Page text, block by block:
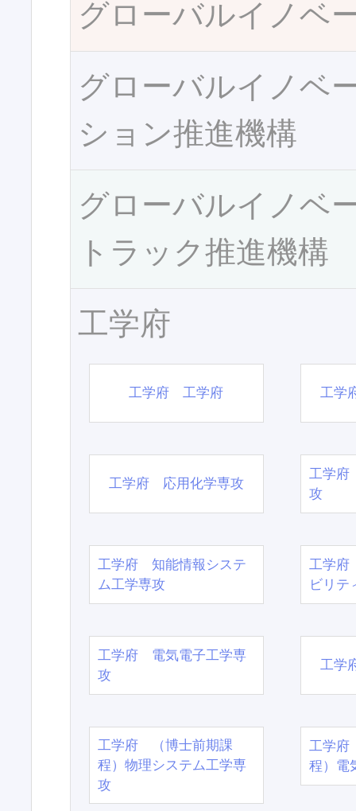
グローバルイノベ
グローバルイノベ
ション推進機構
グローバルイノベ
トラック推進機構
工学府
工学府 工学府 工学
工学府 応用化学専攻
工学府
攻
工学府 知能情報システ
ム工学専攻
工学府
ビリテ
工学府 電気電子工学専
攻
工学
工学府 （博士前期課
程）物理システム工学専
攻
工学
程）電